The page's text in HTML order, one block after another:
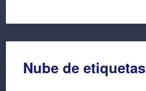
Nube de etiquetas